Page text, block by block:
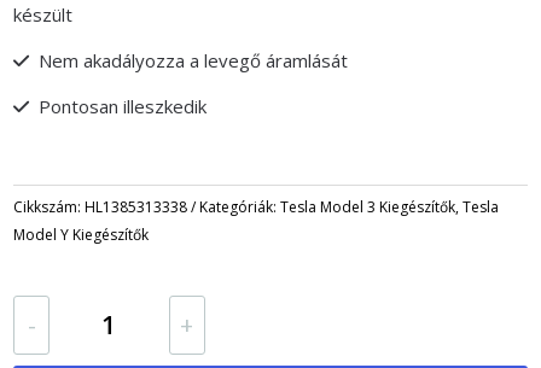
készült
Nem akadályozza a levegő áramlását
Pontosan illeszkedik
Cikkszám:HL1385313338 Kategóriák:Tesla Model 3 Kiegészítők,Tesla
Model Y Kiegészítők
- +